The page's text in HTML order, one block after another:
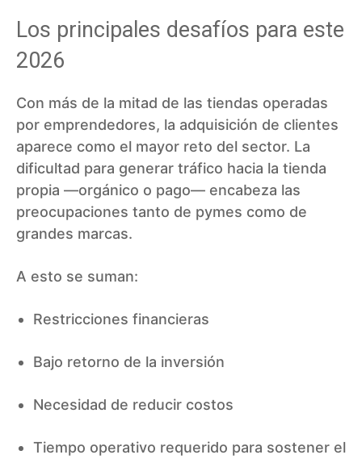
Los principales desafíos para este
2026
Con más de la mitad de las tiendas operadas
por emprendedores, la adquisición de clientes
aparece como el mayor reto del sector. La
dificultad para generar tráfico hacia la tienda
propia —orgánico o pago— encabeza las
preocupaciones tanto de pymes como de
grandes marcas.
A esto se suman:
Restricciones financieras
Bajo retorno de la inversión
Necesidad de reducir costos
Tiempo operativo requerido para sostener el